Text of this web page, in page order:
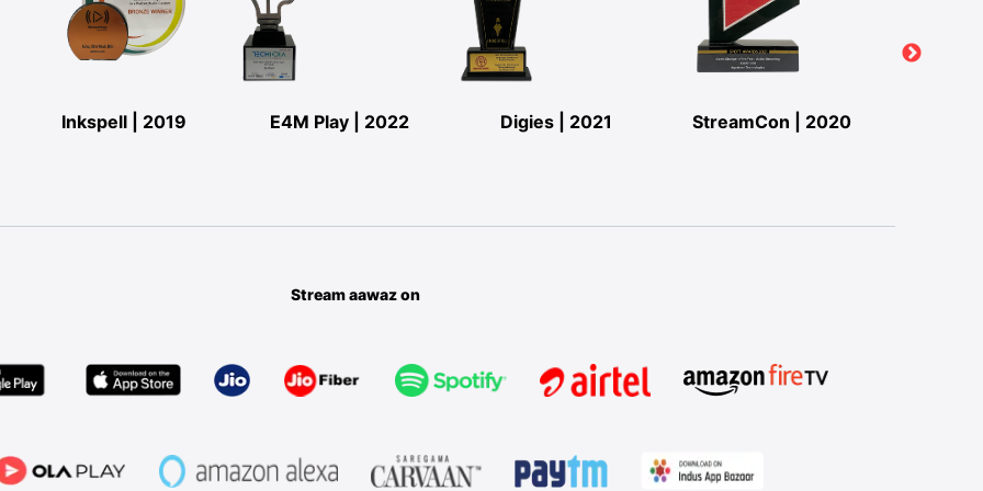
Inkspell | 2019 E4M Play | 2022 Digies | 2021 StreamCon | 2020
Stream aawaz on